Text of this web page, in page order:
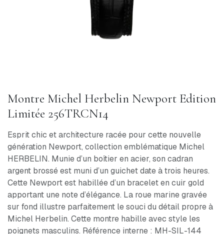
Montre Michel Herbelin Newport Edition
Limitée 256TRCN14
Esprit chic et architecture racée pour cette nouvelle
génération Newport, collection emblématique Michel
HERBELIN. Munie d’un boîtier en acier, son cadran
argent brossé est muni d’un guichet date à trois heures.
Cette Newport est habillée d’un bracelet en cuir gold
apportant une note d’élégance. La roue marine gravée
sur fond illustre parfaitement le souci du détail propre à
Michel Herbelin. Cette montre habille avec style les
poignets masculins. Référence interne : MH-SIL-144